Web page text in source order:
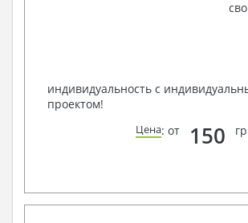
индивидуальность с
проектом!
Цена: от 150